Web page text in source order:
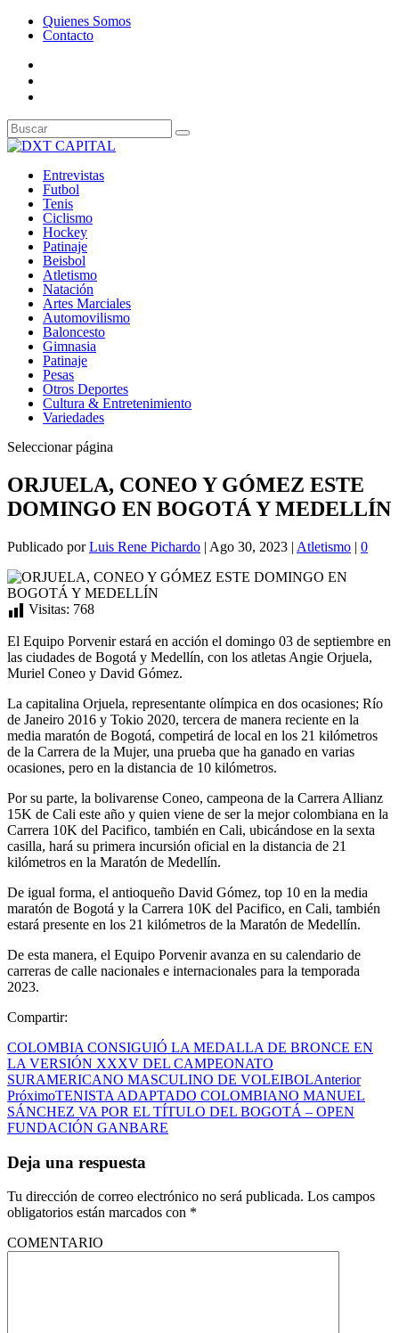
Quienes Somos
Contacto
Entrevistas
Futbol
Tenis
Ciclismo
Hockey
Patinaje
Beisbol
Atletismo
Natación
Artes Marciales
Automovilismo
Baloncesto
Gimnasia
Patinaje
Pesas
Otros Deportes
Cultura & Entretenimiento
Variedades
Seleccionar página
ORJUELA, CONEO Y GÓMEZ ESTE
DOMINGO EN BOGOTÁ Y MEDELLÍN
Publicado porLuis Rene Pichardo | Ago 30, 2023 | Atletismo | 0
Visitas: 768
El Equipo Porvenir estará en acción el domingo 03 de septiembre en
las ciudades de Bogotá y Medellín, con los atletas Angie Orjuela,
Muriel Coneo y David Gómez.
La capitalina Orjuela, representante olímpica en dos ocasiones; Río
de Janeiro 2016 y Tokio 2020, tercera de manera reciente en la
media maratón de Bogotá, competirá de local en los 21 kilómetros
de la Carrera de la Mujer, una prueba que ha ganado en varias
ocasiones, pero en la distancia de 10 kilómetros.
Por su parte, la bolivarense Coneo, campeona de la Carrera Allianz
15K de Cali este año y quien viene de ser la mejor colombiana en la
Carrera 10K del Pacifico, también en Cali, ubicándose en la sexta
casilla, hará su primera incursión oficial en la distancia de 21
kilómetros en la Maratón de Medellín.
De igual forma, el antioqueño David Gómez, top 10 en la media
maratón de Bogotá y la Carrera 10K del Pacifico, en Cali, también
estará presente en los 21 kilómetros de la Maratón de Medellín.
De esta manera, el Equipo Porvenir avanza en su calendario de
carreras de calle nacionales e internacionales para la temporada
2023.
Compartir:
COLOMBIA CONSIGUIÓ LA MEDALLA DE BRONCE EN
LA VERSIÓN XXXV DEL CAMPEONATO
SURAMERICANO MASCULINO DE VOLEIBOLAnterior
PróximoTENISTA ADAPTADO COLOMBIANO MANUEL
SÁNCHEZ VA POR EL TÍTULO DEL BOGOTÁ – OPEN
FUNDACIÓN GANBARE
Deja una respuesta
Tu dirección de correo electrónico no será publicada. Los campos
obligatorios están marcados con *
COMENTARIO